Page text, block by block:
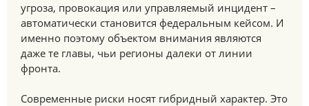
угроза, провокация или управляемый инцидент –
автоматически становится федеральным кейсом. И
именно поэтому объектом внимания являются
даже те главы, чьи регионы далеки от линии
фронта.
Современные риски носят гибридный характер. Это